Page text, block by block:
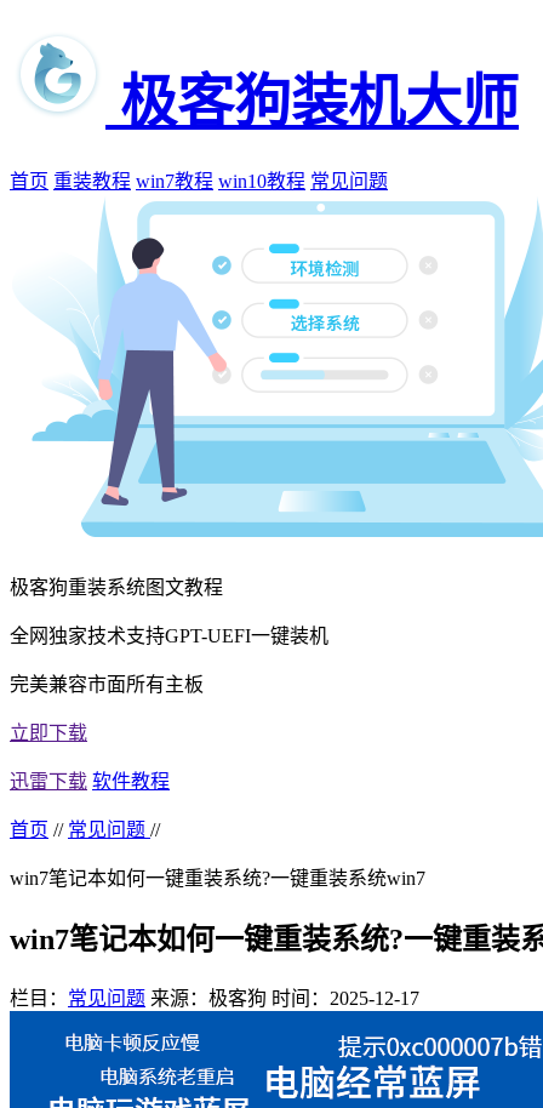
极客狗装机大师
首页 重装教程 win7教程 win10教程 常见问题
极客狗重装系统图文教程
全网独家技术支持GPT-UEFI一键装机
完美兼容市面所有主板
立即下载
迅雷下载 软件教程
首页 // 常见问题 //
win7笔记本如何一键重装系统?一键重装系统win7
win7笔记本如何一键重装系统?一键重装
栏目： 常见问题 来源：极客狗 时间：2025-12-17